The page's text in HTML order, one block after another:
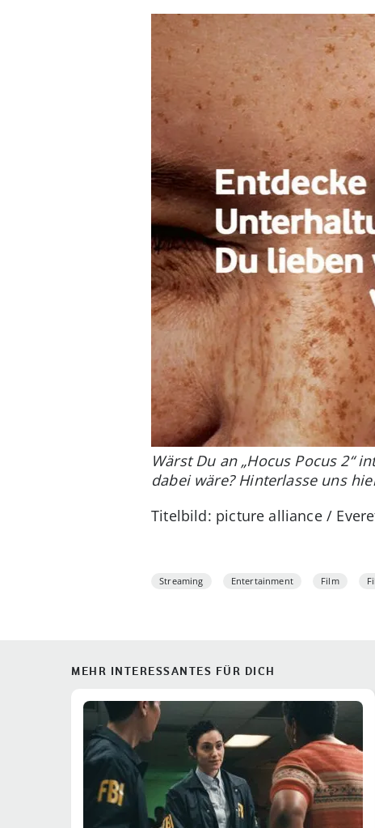
Wärst Du an „Hocus Pocus 2“
dabei wäre? Hinterlasse uns
Titelbild: picture alliance /
Streaming Entertainment Film
MEHR INTERESSANTES FÜR DICH